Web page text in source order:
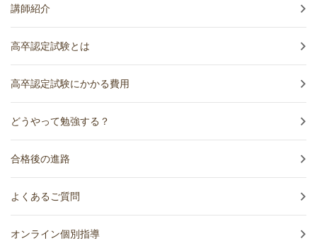
講師紹介
高卒認定試験とは
高卒認定試験にかかる費用
どうやって勉強する？
合格後の進路
よくあるご質問
オンライン個別指導